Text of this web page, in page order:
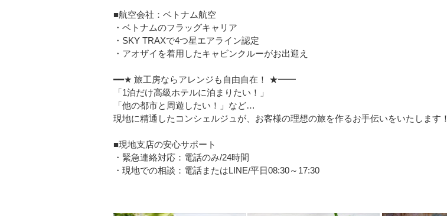
■航空会社：ベトナム航空
・ベトナムのフラッグキャリア
・SKY TRAXで4つ星エアライン認定
・アオザイを着用したキャビンクルーがお出迎え
━━★ 旅工房ならアレンジも自由自在！ ★━━
「1泊だけ高級ホテルに泊まりたい！」
「他の都市と周遊したい！」など…
現地に精通したコンシェルジュが、お客様の理想の旅を作るお手伝いをいたします！
■現地支店の安心サポート
・緊急連絡対応：電話のみ/24時間
・現地での相談：電話またはLINE/平日08:30～17:30